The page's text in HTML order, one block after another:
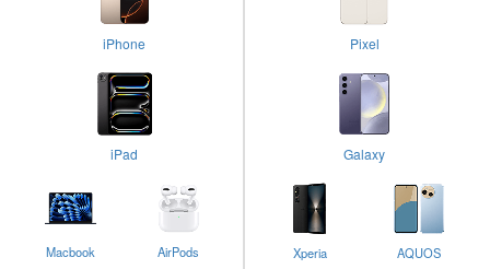
iPhone
iPad
Macbook AirPods
Pixel
Galaxy
Xperia AQUOS